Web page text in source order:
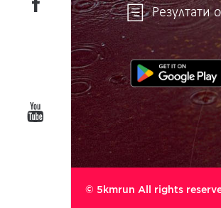
Резултати
© 5kmrun All rights